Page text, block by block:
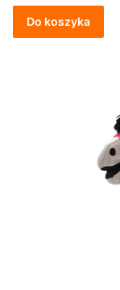
Do koszyka